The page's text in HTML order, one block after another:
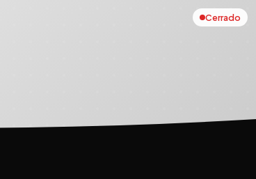
Cerrado